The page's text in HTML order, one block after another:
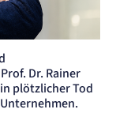
Dr. Rainer
plötzlicher Tod